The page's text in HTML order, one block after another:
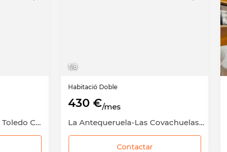
San Antón, Zona Nueva, Toledo Capital, Toledo
1/8
Habitació Doble
430 €/mes
La Antequeruela-Las Covachuelas, Centro, Toledo Capital, Toledo
Contactar